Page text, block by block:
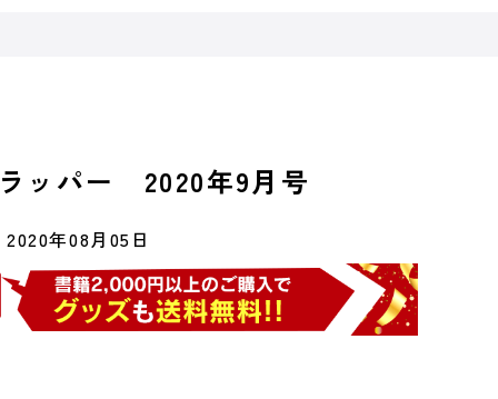
ッパー 2020年9月号
2020年08月05日